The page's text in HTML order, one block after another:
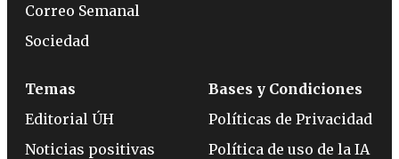
Correo Semanal
Sociedad
Temas
Editorial ÚH
Noticias positivas
Bases y Condiciones
Políticas de Privacidad
Política de uso de la IA